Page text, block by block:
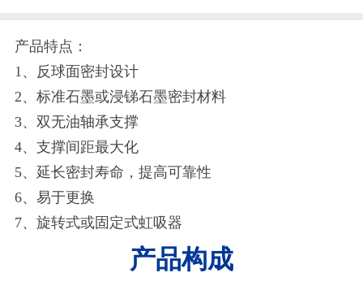
产品特点：
1、反球面密封设计
2、标准石墨或浸锑石墨密封材料
3、双无油轴承支撑
4、支撑间距最大化
5、延长密封寿命，提高可靠性
6、易于更换
7、旋转式或固定式虹吸器
产品构成